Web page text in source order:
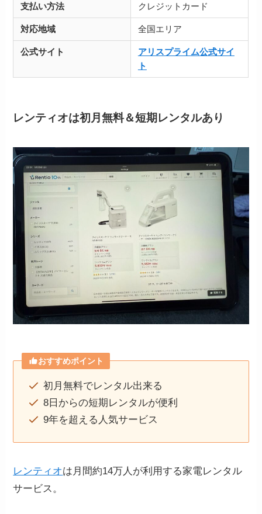
支払い方法 クレジットカード
対応地域 全国エリア
公式サイト
アリスプライム公式サイ
ト
レンティオは初月無料＆短期レンタルあり
おすすめポイント
初月無料でレンタル出来る
8日からの短期レンタルが便利
9年を超える人気サービス
レンティオは月間約14万人が利用する家電レンタル
サービス。